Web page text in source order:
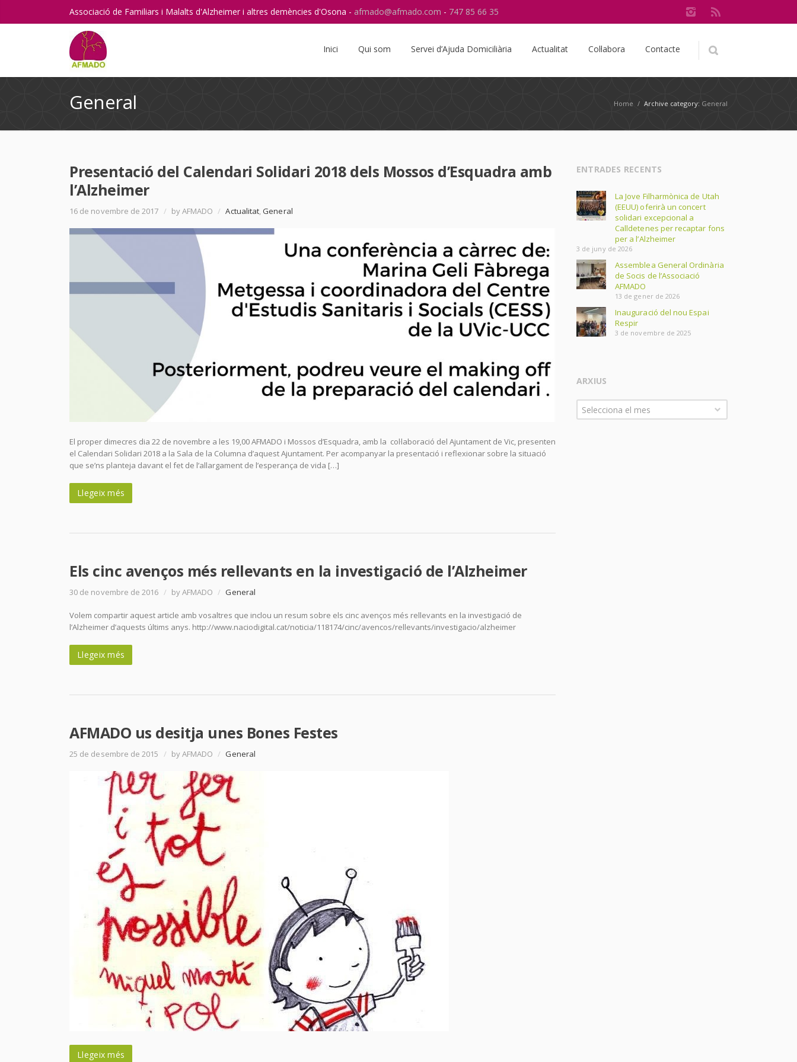
Associació de Familiars i Malalts d'Alzheimer i altres demències d'Osona - afmado@afmado.com - 747 85 66 35
Instagram
RSS
Inici Qui som Servei d’Ajuda Domiciliària Actualitat Col·labora Contacte
Home / Archive category: General
General
Presentació del Calendari Solidari 2018 dels Mossos d’Esquadra amb
l’Alzheimer
16 de novembre de 2017 / by AFMADO / Actualitat,General
El proper dimecres dia 22 de novembre a les 19,00 AFMADO i Mossos d’Esquadra, amb la col·laboració del Ajuntament de Vic, presenten
el Calendari Solidari 2018 a la Sala de la Columna d’aquest Ajuntament. Per acompanyar la presentació i reflexionar sobre la situació
que se’ns planteja davant el fet de l’allargament de l’esperança de vida […]
Llegeix més
Els cinc avenços més rellevants en la investigació de l’Alzheimer
30 de novembre de 2016 / by AFMADO / General
Volem compartir aquest article amb vosaltres que inclou un resum sobre els cinc avenços més rellevants en la investigació de
l’Alzheimer d’aquests últims anys. http://www.naciodigital.cat/noticia/118174/cinc/avencos/rellevants/investigacio/alzheimer
Llegeix més
AFMADO us desitja unes Bones Festes
25 de desembre de 2015 / by AFMADO / General
Llegeix més
ENTRADES RECENTS
La Jove Filharmònica de Utah
(EEUU) oferirà un concert
solidari excepcional a
Calldetenes per recaptar fons
per a l’Alzheimer
3 de juny de 2026
Assemblea General Ordinària
de Socis de l’Associació
AFMADO
13 de gener de 2026
Inauguració del nou Espai
Respir
3 de novembre de 2025
ARXIUS
Arxius
Selecciona el mes